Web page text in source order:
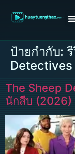
ป้ายกำกับ:
Detectives
The Sheep
นักสืบ (2026)